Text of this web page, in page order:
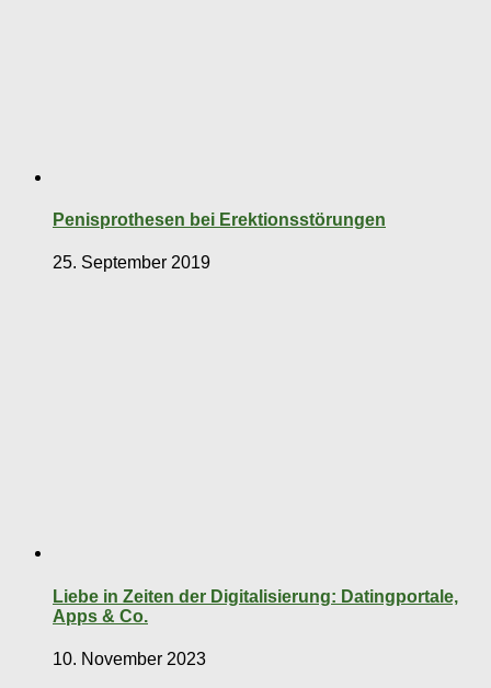
Penisprothesen bei Erektionsstörungen
25. September 2019
Liebe in Zeiten der Digitalisierung: Datingportale,
Apps & Co.
10. November 2023